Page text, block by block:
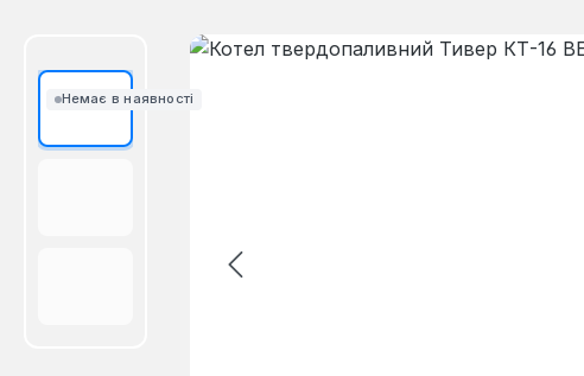
Немає в наявності
Пропустити галерею зображень